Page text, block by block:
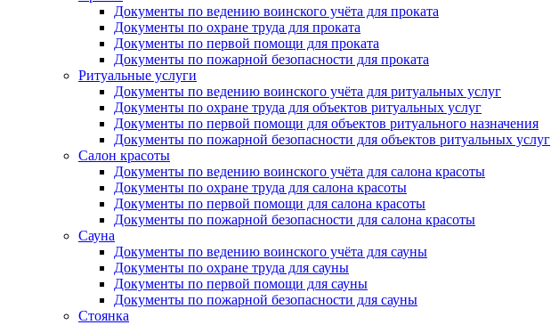
Документы по ведению воинского учёта для проката
Документы по охране труда для проката
Документы по первой помощи для проката
Документы по пожарной безопасности для проката
Ритуальные услуги
Документы по ведению воинского учёта для ритуальных услуг
Документы по охране труда для объектов ритуальных услуг
Документы по первой помощи для объектов ритуального назначения
Документы по пожарной безопасности для объектов ритуальных услуг
Салон красоты
Документы по ведению воинского учёта для салона красоты
Документы по охране труда для салона красоты
Документы по первой помощи для салона красоты
Документы по пожарной безопасности для салона красоты
Сауна
Документы по ведению воинского учёта для сауны
Документы по охране труда для сауны
Документы по первой помощи для сауны
Документы по пожарной безопасности для сауны
Стоянка